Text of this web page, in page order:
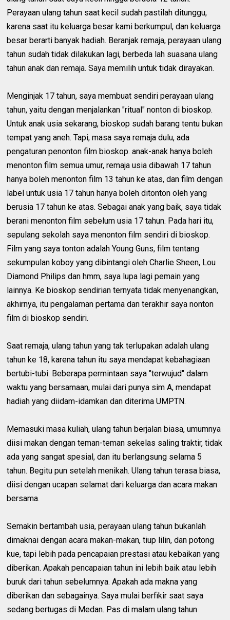
Perayaan ulang tahun saat kecil sudah pastilah ditunggu,
karena saat itu keluarga besar kami berkumpul, dan keluarga
besar berarti banyak hadiah. Beranjak remaja, perayaan ulang
tahun sudah tidak dilakukan lagi, berbeda lah suasana ulang
tahun anak dan remaja. Saya memilih untuk tidak dirayakan.
Menginjak 17 tahun, saya membuat sendiri perayaan ulang
tahun, yaitu dengan menjalankan "ritual" nonton di bioskop.
Untuk anak usia sekarang, bioskop sudah barang tentu bukan
tempat yang aneh. Tapi, masa saya remaja dulu, ada
pengaturan penonton film bioskop. anak-anak hanya boleh
menonton film semua umur, remaja usia dibawah 17 tahun
hanya boleh menonton film 13 tahun ke atas, dan film dengan
label untuk usia 17 tahun hanya boleh ditonton oleh yang
berusia 17 tahun ke atas. Sebagai anak yang baik, saya tidak
berani menonton film sebelum usia 17 tahun. Pada hari itu,
sepulang sekolah saya menonton film sendiri di bioskop.
Film yang saya tonton adalah Young Guns, film tentang
sekumpulan koboy yang dibintangi oleh Charlie Sheen, Lou
Diamond Philips dan hmm, saya lupa lagi pemain yang
lainnya. Ke bioskop sendirian ternyata tidak menyenangkan,
akhirnya, itu pengalaman pertama dan terakhir saya nonton
film di bioskop sendiri.
Saat remaja, ulang tahun yang tak terlupakan adalah ulang
tahun ke 18, karena tahun itu saya mendapat kebahagiaan
bertubi-tubi. Beberapa permintaan saya "terwujud" dalam
waktu yang bersamaan, mulai dari punya sim A, mendapat
hadiah yang diidam-idamkan dan diterima UMPTN.
Memasuki masa kuliah, ulang tahun berjalan biasa, umumnya
diisi makan dengan teman-teman sekelas saling traktir, tidak
ada yang sangat spesial, dan itu berlangsung selama 5
tahun. Begitu pun setelah menikah. Ulang tahun terasa biasa,
diisi dengan ucapan selamat dari keluarga dan acara makan
bersama.
Semakin bertambah usia, perayaan ulang tahun bukanlah
dimaknai dengan acara makan-makan, tiup lilin, dan potong
kue, tapi lebih pada pencapaian prestasi atau kebaikan yang
diberikan. Apakah pencapaian tahun ini lebih baik atau lebih
buruk dari tahun sebelumnya. Apakah ada makna yang
diberikan dan sebagainya. Saya mulai berfikir saat saya
sedang bertugas di Medan. Pas di malam ulang tahun